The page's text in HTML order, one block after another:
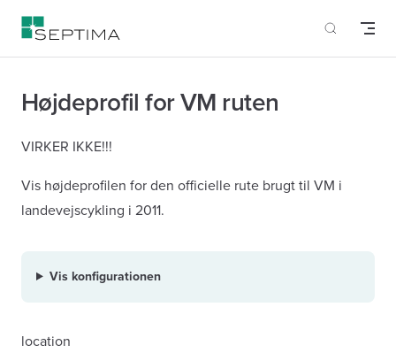
Skip to content
Højdeprofil for VM ruten
VIRKER IKKE!!!
Vis højdeprofilen for den officielle rute brugt til VM i
landevejscykling i 2011.
Vis konfigurationen
location